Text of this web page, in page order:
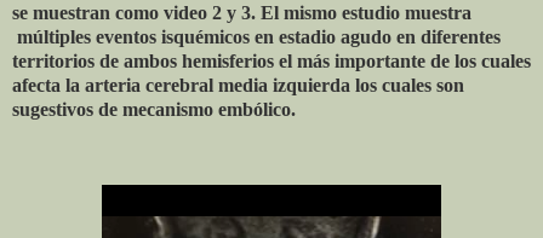
se muestran como video 2 y 3. El mismo estudio muestra
múltiples eventos isquémicos en estadio agudo en diferentes
territorios de ambos hemisferios el más importante de los cuales
afecta la arteria cerebral media izquierda los cuales son
sugestivos de mecanismo embólico.